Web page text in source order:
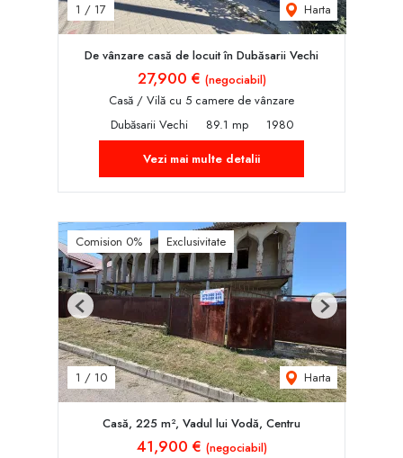
1 / 17 Harta
De vânzare casă de locuit în Dubăsarii Vechi
27,900 € (negociabil)
Casă / Vilă cu 5 camere de vânzare
Dubăsarii Vechi
89.1 mp
1980
Vezi mai multe detalii
Comision 0% Exclusivitate
1 / 10 Harta
Previous Next
Casă, 225 m², Vadul lui Vodă, Centru
41,900 € (negociabil)